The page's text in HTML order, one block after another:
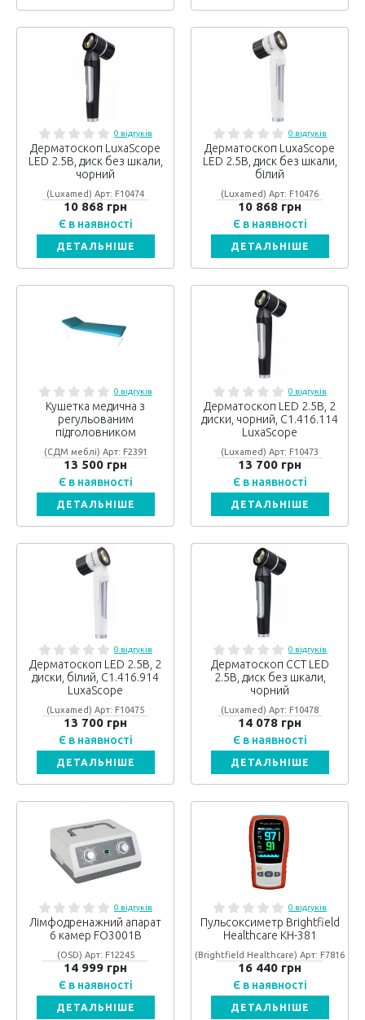
0 відгуків
Дерматоскоп LuxaScope
LED 2.5В, диск без шкали,
чорний
(Luxamed) Арт: F10474
10 868 грн
Є в наявності
ДЕТАЛЬНІШЕ
0 відгуків
Дерматоскоп LuxaScope
LED 2.5В, диск без шкали,
білий
(Luxamed) Арт: F10476
10 868 грн
Є в наявності
ДЕТАЛЬНІШЕ
0 відгуків
Кушетка медична з
регульованим
підголовником
(СДМ меблі) Арт: F2391
13 500 грн
Є в наявності
ДЕТАЛЬНІШЕ
0 відгуків
Дерматоскоп LED 2.5В, 2
диски, чорний, C1.416.114
LuxaScope
(Luxamed) Арт: F10473
13 700 грн
Є в наявності
ДЕТАЛЬНІШЕ
0 відгуків
Дерматоскоп LED 2.5В, 2
диски, білий, C1.416.914
LuxaScope
(Luxamed) Арт: F10475
13 700 грн
Є в наявності
ДЕТАЛЬНІШЕ
0 відгуків
Дерматоскоп CCT LED
2.5В, диск без шкали,
чорний
(Luxamed) Арт: F10478
14 078 грн
Є в наявності
ДЕТАЛЬНІШЕ
0 відгуків
Лімфодренажний апарат
6 камер FO3001B
(OSD) Арт: F12245
14 999 грн
Є в наявності
ДЕТАЛЬНІШЕ
0 відгуків
Пульсоксиметр Brightfield
Healthcare KH-381
(Brightfield Healthcare) Арт: F7816
16 440 грн
Є в наявності
ДЕТАЛЬНІШЕ